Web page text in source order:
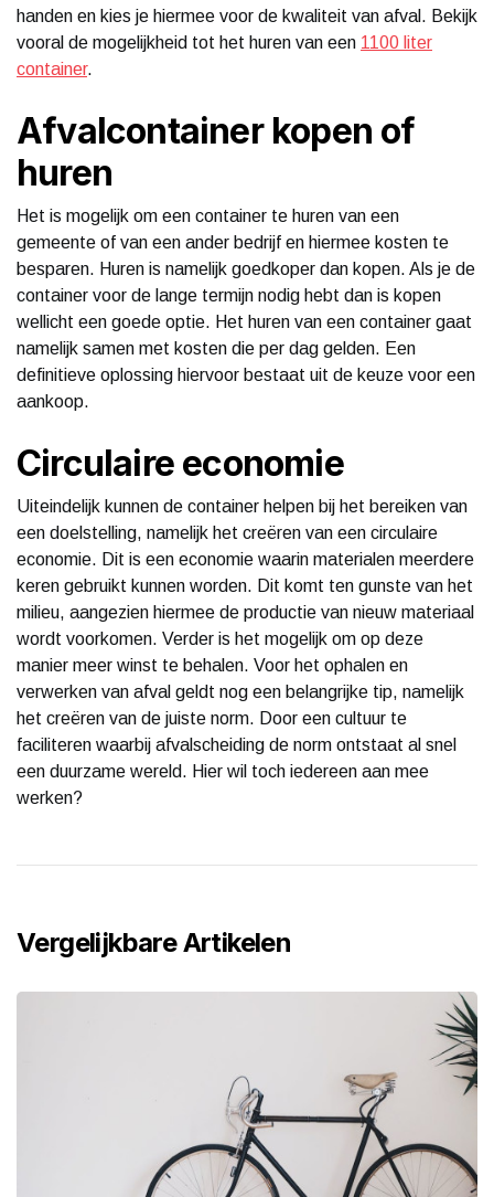
handen en kies je hiermee voor de kwaliteit van afval. Bekijk
vooral de mogelijkheid tot het huren van een 1100 liter
container.
Afvalcontainer kopen of
huren
Het is mogelijk om een container te huren van een
gemeente of van een ander bedrijf en hiermee kosten te
besparen. Huren is namelijk goedkoper dan kopen. Als je de
container voor de lange termijn nodig hebt dan is kopen
wellicht een goede optie. Het huren van een container gaat
namelijk samen met kosten die per dag gelden. Een
definitieve oplossing hiervoor bestaat uit de keuze voor een
aankoop.
Circulaire economie
Uiteindelijk kunnen de container helpen bij het bereiken van
een doelstelling, namelijk het creëren van een circulaire
economie. Dit is een economie waarin materialen meerdere
keren gebruikt kunnen worden. Dit komt ten gunste van het
milieu, aangezien hiermee de productie van nieuw materiaal
wordt voorkomen. Verder is het mogelijk om op deze
manier meer winst te behalen. Voor het ophalen en
verwerken van afval geldt nog een belangrijke tip, namelijk
het creëren van de juiste norm. Door een cultuur te
faciliteren waarbij afvalscheiding de norm ontstaat al snel
een duurzame wereld. Hier wil toch iedereen aan mee
werken?
Vergelijkbare Artikelen